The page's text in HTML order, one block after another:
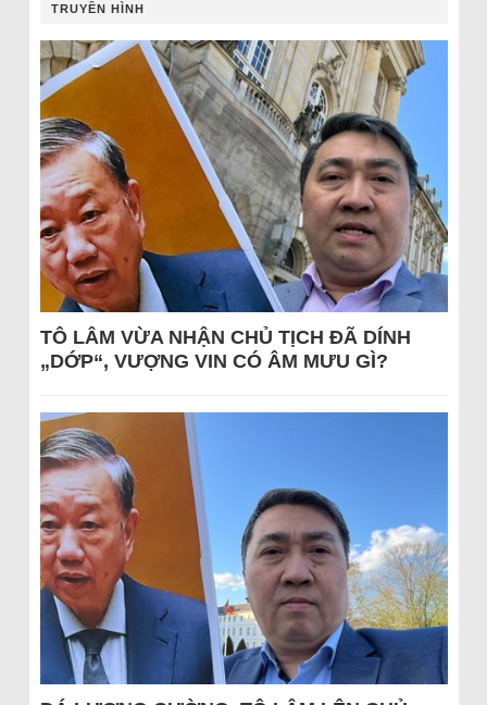
TRUYỀN HÌNH
TÔ LÂM VỪA NHẬN CHỦ TỊCH ĐÃ DÍNH
„DỚP“, VƯỢNG VIN CÓ ÂM MƯU GÌ?